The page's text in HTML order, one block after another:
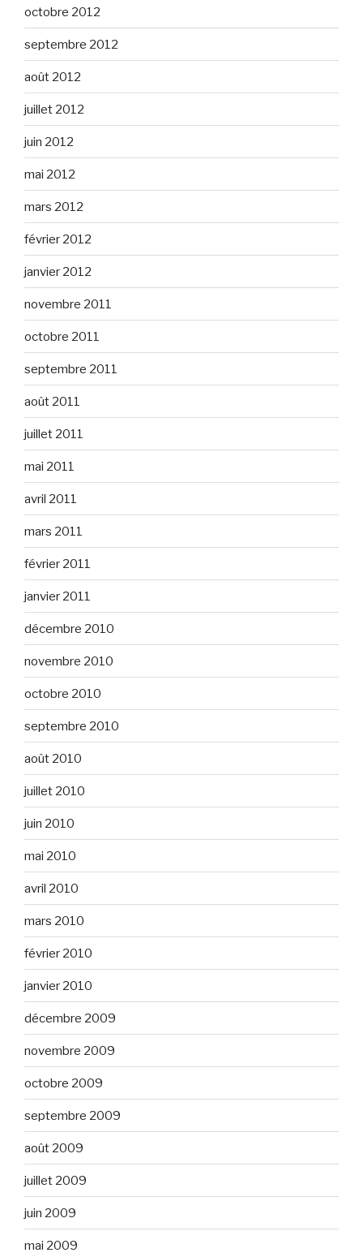
octobre 2012
septembre 2012
août 2012
juillet 2012
juin 2012
mai 2012
mars 2012
février 2012
janvier 2012
novembre 2011
octobre 2011
septembre 2011
août 2011
juillet 2011
mai 2011
avril 2011
mars 2011
février 2011
janvier 2011
décembre 2010
novembre 2010
octobre 2010
septembre 2010
août 2010
juillet 2010
juin 2010
mai 2010
avril 2010
mars 2010
février 2010
janvier 2010
décembre 2009
novembre 2009
octobre 2009
septembre 2009
août 2009
juillet 2009
juin 2009
mai 2009